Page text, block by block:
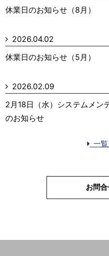
休業日のお知らせ（8月）
2026.04.02
休業日のお知らせ（5月）
2026.02.09
2月18日（水）システムメン
のお知らせ
一
お問